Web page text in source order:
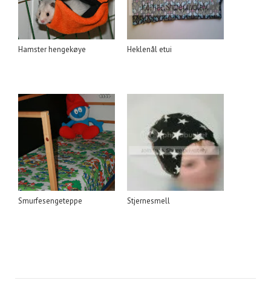
Hamster hengekøye Heklenål etui
Smurfesengeteppe Stjernesmell